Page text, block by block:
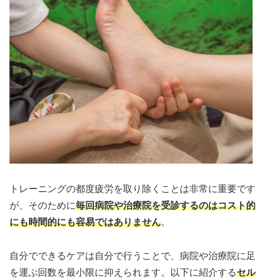
トレーニングの都度疲労を取り除くことは非常に重要です
が、そのために毎回病院や治療院を受診するのはコスト的
にも時間的にも容易ではありません。
自分でできるケアは自分で行うことで、病院や治療院に足
を運ぶ回数を最小限に抑えられます。以下に紹介するセル